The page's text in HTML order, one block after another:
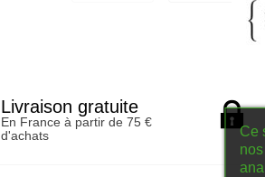
Livraison gratuite
En France à partir de 75 €
d'achats
Ce